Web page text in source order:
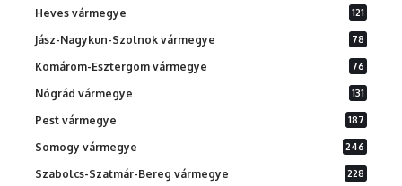
Heves vármegye 121
Jász-Nagykun-Szolnok vármegye 78
Komárom-Esztergom vármegye 76
Nógrád vármegye 131
Pest vármegye 187
Somogy vármegye 246
Szabolcs-Szatmár-Bereg vármegye 228